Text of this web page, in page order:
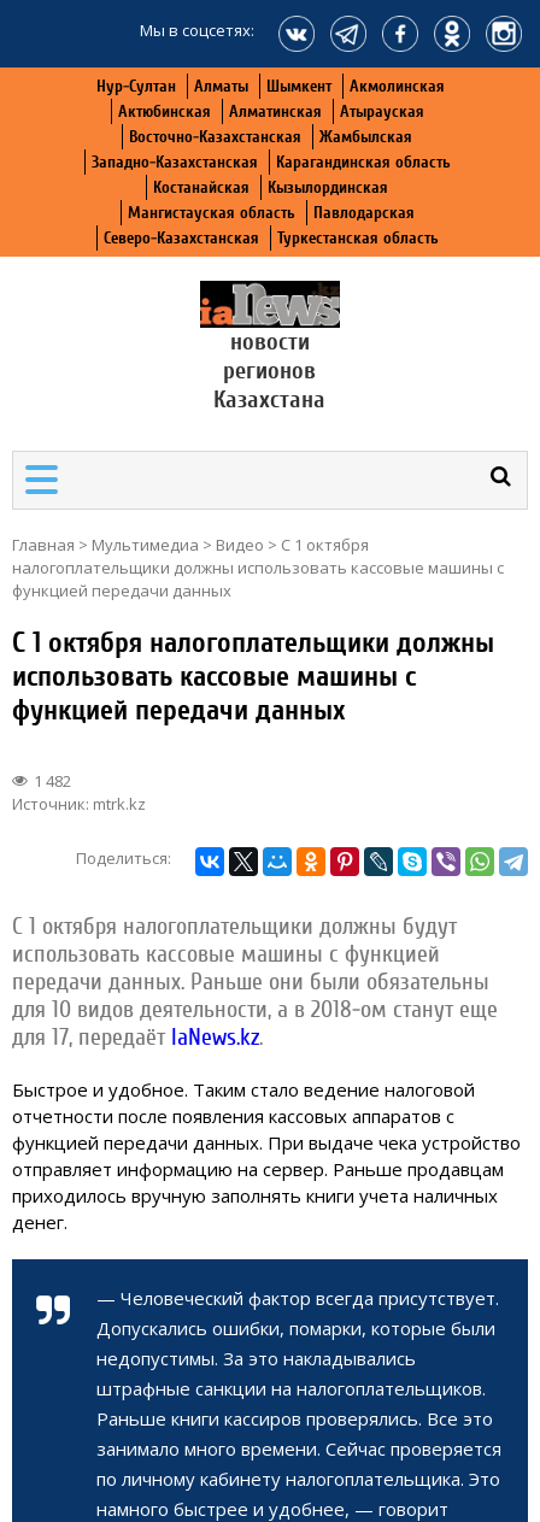
Мы в соцсетях:
Нур-Султан Алматы Шымкент
Акмолинская
Актюбинская
Алматинская
Атырауская
Восточно-Казахстанская
Жамбылская
Западно-Казахстанская
Карагандинская область
Костанайская
Кызылординская
Мангистауская область
Павлодарская
Северо-Казахстанская
Туркестанская область
новости
регионов
Казахстана
Главная > Мультимедиа > Видео > С 1 октября
налогоплательщики должны использовать кассовые машины с
функцией передачи данных
С 1 октября налогоплательщики должны
использовать кассовые машины с
функцией передачи данных
1 482
Источник: mtrk.kz
Поделиться:
С 1 октября налогоплательщики должны будут
использовать кассовые машины с функцией
передачи данных. Раньше они были обязательны
для 10 видов деятельности, а в 2018-ом станут еще
для 17, передаёт IaNews.kz.
Быстрое и удобное. Таким стало ведение налоговой
отчетности после появления кассовых аппаратов с
функцией передачи данных. При выдаче чека устройство
отправляет информацию на сервер. Раньше продавцам
приходилось вручную заполнять книги учета наличных
денег.
— Человеческий фактор всегда присутствует.
Допускались ошибки, помарки, которые были
недопустимы. За это накладывались
штрафные санкции на налогоплательщиков.
Раньше книги кассиров проверялись. Все это
занимало много времени. Сейчас проверяется
по личному кабинету налогоплательщика. Это
намного быстрее и удобнее, — говорит